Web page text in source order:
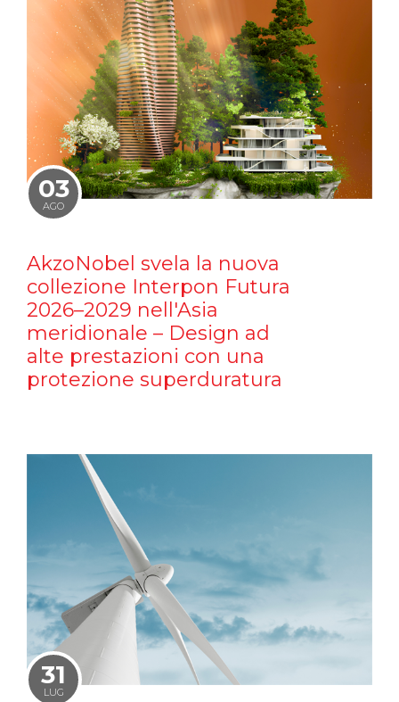
03
AGO
AkzoNobel svela la nuova
collezione Interpon Futura
2026–2029 nell'Asia
meridionale – Design ad
alte prestazioni con una
protezione superduratura
31
LUG